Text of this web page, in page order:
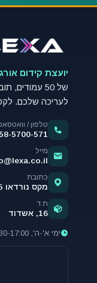
יועצת קידום
לעריכה שלכם.
טלפון /
5700-571
מייל
כתובת
מקס נורדאו 5, אשדוד
ת.ד
16, אשדוד
ימי א'-ה', 09:30-17:00